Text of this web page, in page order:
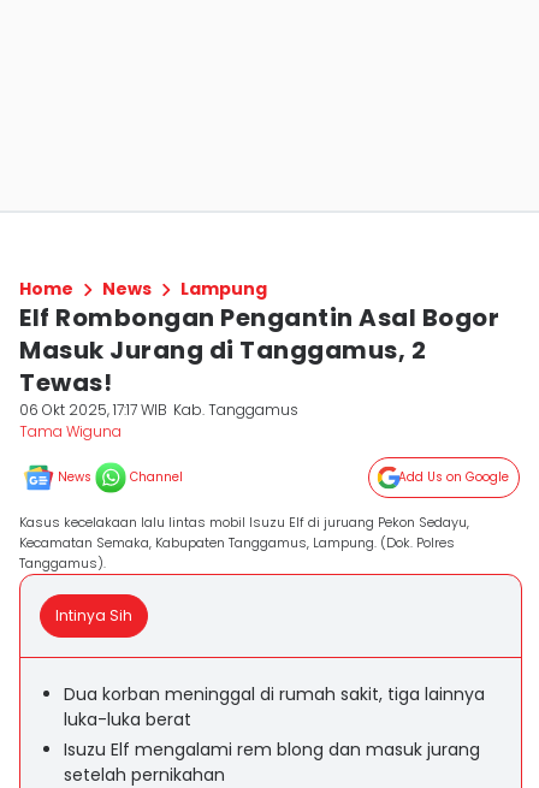
Home News Lampung
Elf Rombongan Pengantin Asal Bogor
Masuk Jurang di Tanggamus, 2
Tewas!
06 Okt 2025, 17:17 WIB Kab. Tanggamus
Tama Wiguna
News Channel Add Us on Google
Kasus kecelakaan lalu lintas mobil Isuzu Elf di juruang Pekon Sedayu,
Kecamatan Semaka, Kabupaten Tanggamus, Lampung. (Dok. Polres
Tanggamus).
Intinya Sih
Dua korban meninggal di rumah sakit, tiga lainnya
luka-luka berat
Isuzu Elf mengalami rem blong dan masuk jurang
setelah pernikahan